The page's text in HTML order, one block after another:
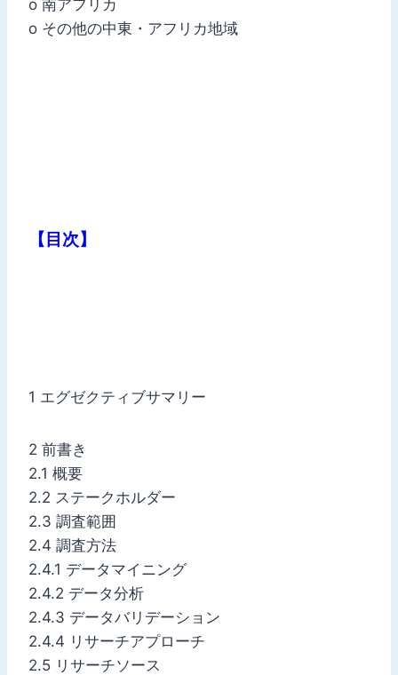
o 南アフリカ
o その他の中東・アフリカ地域
【目次】
1 エグゼクティブサマリー
2 前書き
2.1 概要
2.2 ステークホルダー
2.3 調査範囲
2.4 調査方法
2.4.1 データマイニング
2.4.2 データ分析
2.4.3 データバリデーション
2.4.4 リサーチアプローチ
2.5 リサーチソース